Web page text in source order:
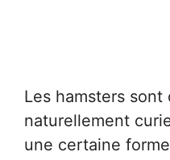
Les hamsters sont
naturellement
une certaine